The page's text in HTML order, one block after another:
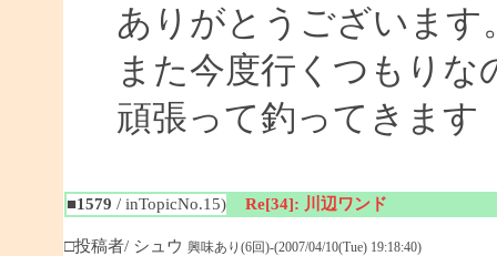
ありがとうございます
また今度行くつもりな
頑張って釣ってきます
■1579 / inTopicNo.15) Re[34]: 川辺ワンド
□投稿者/ シュウ 興味あり(6回)-(2007/04/10(Tue) 19:18:40)